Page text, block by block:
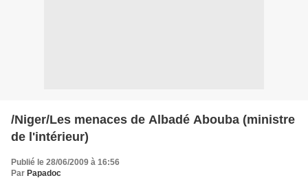
/Niger/Les menaces de Albadé Abouba (ministre
de l'intérieur)
Publié le 28/06/2009 à 16:56
Par Papadoc